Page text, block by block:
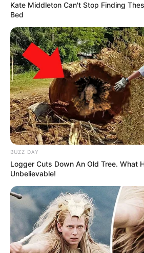
Kate Middleton Can't Stop Finding
Bed
BUZZ DAY
Logger Cuts Down An Old Tree. What
Unbelievable!